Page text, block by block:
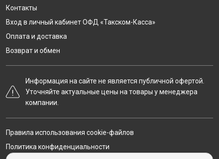
Контакты
Вход в личный кабинет ОФД «Такском-Касса»
Оплата и доставка
Возврат и обмен
Информация на сайте не является публичной офертой.
Уточняйте актуальные цены на товары у менеджера
компании.
Правила использования cookie-файлов
Политика конфиденциальности